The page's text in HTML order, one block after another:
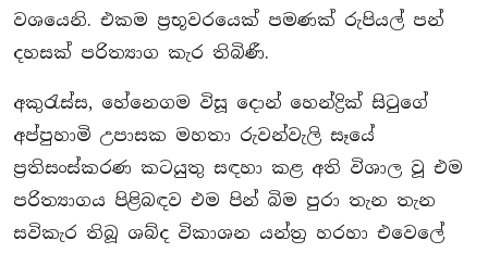
වශයෙනි. එකම ප‍්‍රභූවරයෙක් පමණක් රුපියල් පන්
දහසක් පරිත්‍යාග කැර තිබිණී.
අකුරැස්ස, හේනෙගම විසූ දොන් හෙන්ද්‍රික් සිටුගේ
අප්පුහාමි උපාසක මහතා රුවන්වැලි සෑයේ
ප‍්‍රතිසංස්කරණ කටයුතු සඳහා කළ අති විශාල වූ එම
පරිත්‍යාගය පිළිබඳව එම පින් බිම පුරා තැන තැන
සවිකැර තිබූ ශබ්ද විකාශන යන්ත‍්‍ර හරහා එවෙලේ